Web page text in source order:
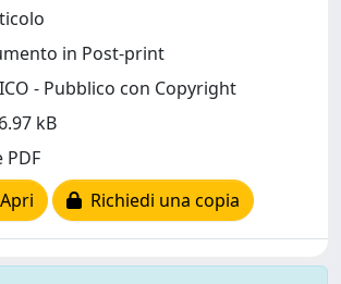
in Post-print
- Pubblico con Copyright
kB
Richiedi una copia